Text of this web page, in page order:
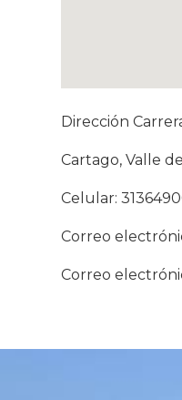
Dirección
Cartago, Valle
Celular:
Correo
Correo